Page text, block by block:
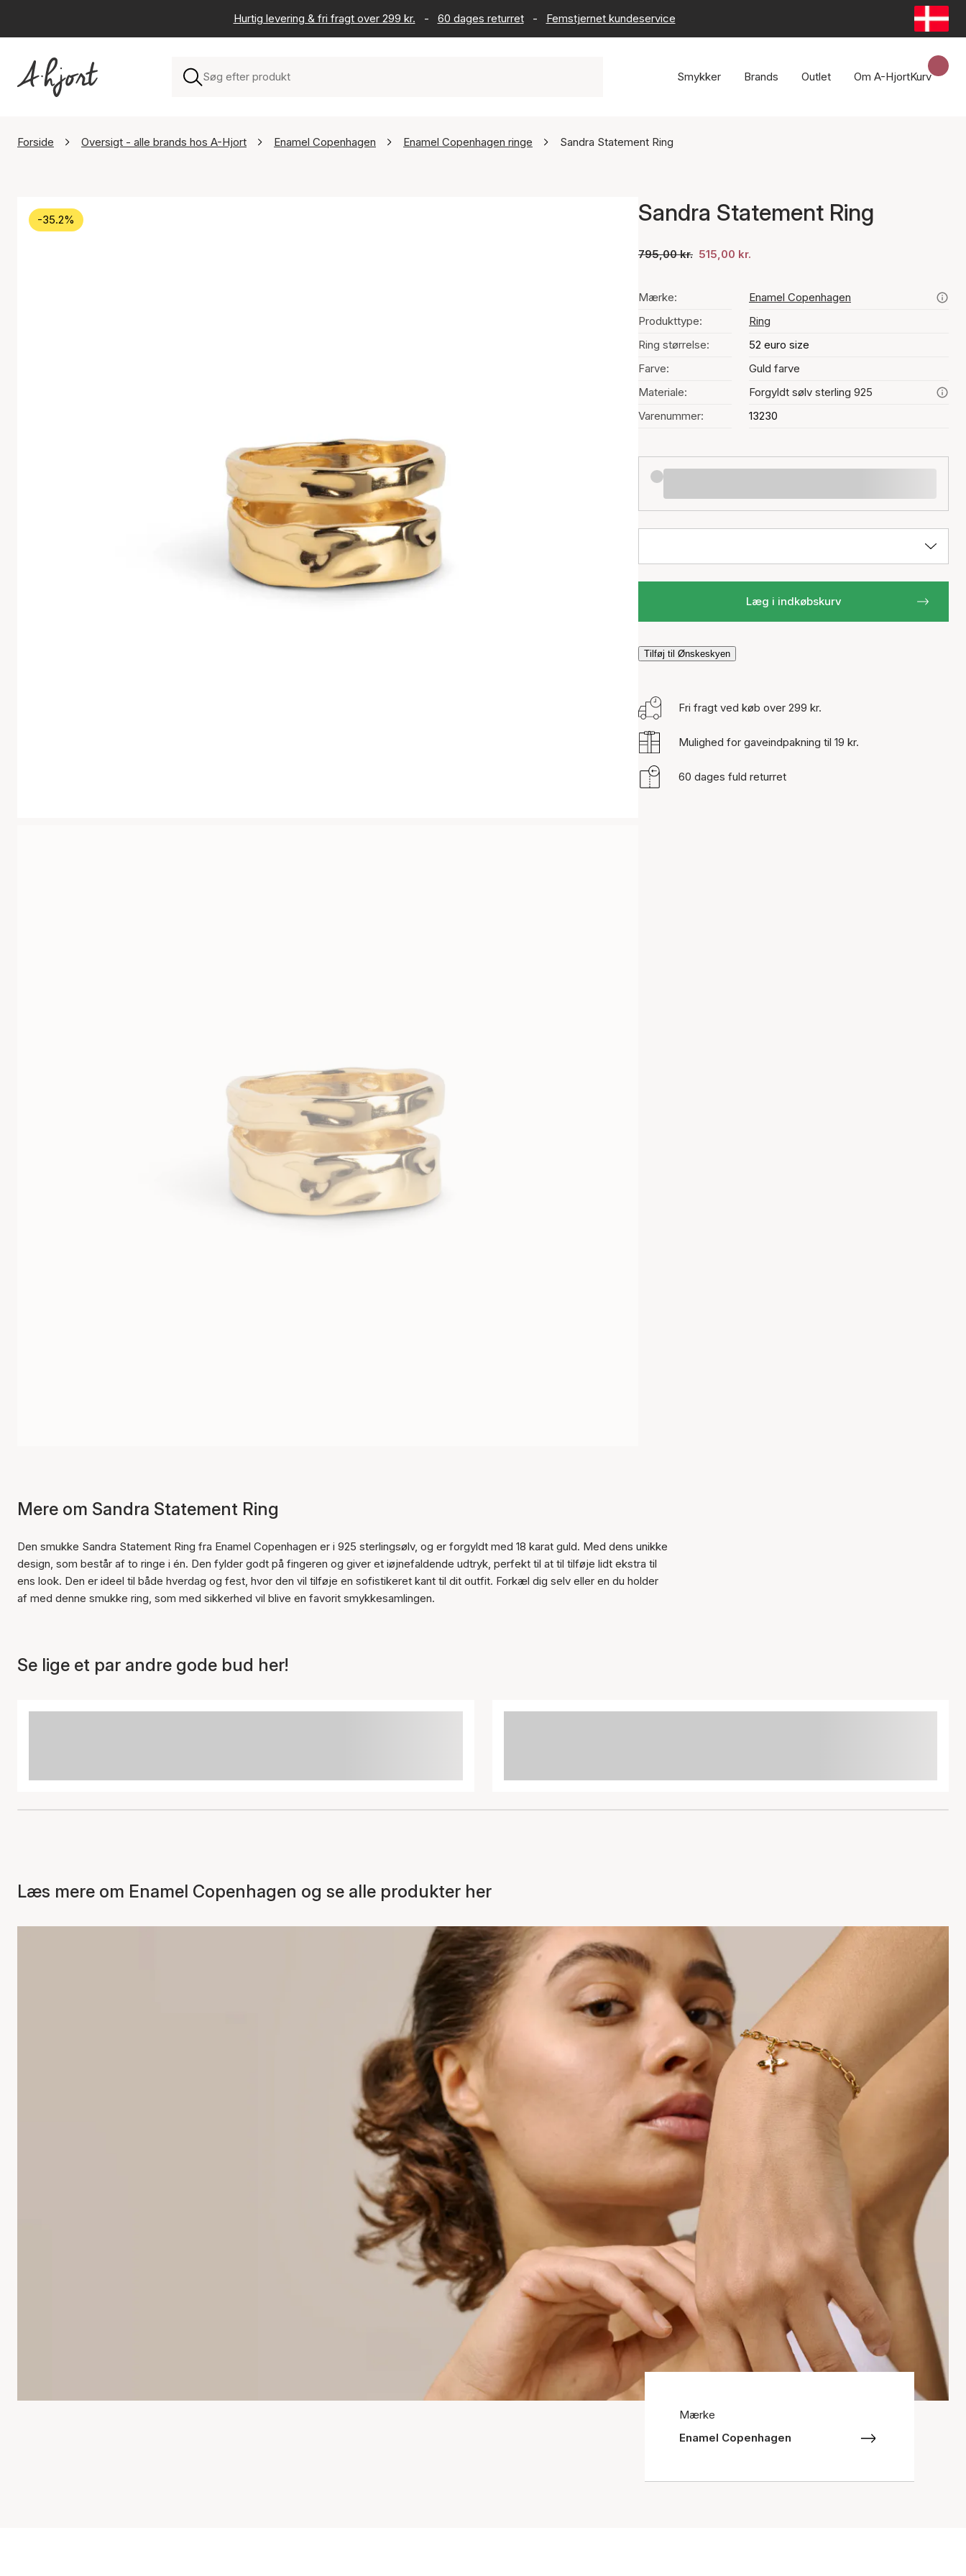
Hurtig levering & fri fragt over 299 kr. - 60 dages returret - Femstjernet kundeservice
Smykker Brands Outlet Om A-HjortKurv
Forside Oversigt - alle brands hos A-Hjort Enamel Copenhagen Enamel Copenhagen ringe Sandra Statement Ring
-35.2% Sandra Statement Ring
795,00 kr. 515,00 kr.
Mærke:
Enamel Copenhagen
Produkttype:
Ring
Ring størrelse:
52 euro size
Farve:
Guld farve
Materiale:
Forgyldt sølv sterling 925
Varenummer:
13230
Læg i indkøbskurv
Tilføj til Ønskeskyen
Fri fragt ved køb over 299 kr.
Mulighed for gaveindpakning til 19 kr.
60 dages fuld returret
Mere om Sandra Statement Ring
Den smukke Sandra Statement Ring fra Enamel Copenhagen er i 925 sterlingsølv, og er forgyldt med 18 karat guld. Med dens unikke
design, som består af to ringe i én. Den fylder godt på fingeren og giver et iøjnefaldende udtryk, perfekt til at til tilføje lidt ekstra til
ens look. Den er ideel til både hverdag og fest, hvor den vil tilføje en sofistikeret kant til dit outfit. Forkæl dig selv eller en du holder
af med denne smukke ring, som med sikkerhed vil blive en favorit smykkesamlingen.
Se lige et par andre gode bud her!
Læs mere om Enamel Copenhagen og se alle produkter her
Mærke
Enamel Copenhagen